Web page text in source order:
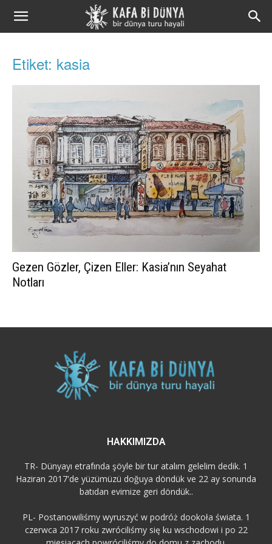
Kafa
Etiket: kasia
Gezen Gözler, Çizen Eller: Kasia’nın Seyahat
Notları
HAKKIMIZDA
TR- Dünyayı etrafında şöyle bir tur atalım gelelim dedik. 1
Haziran 2017'de yüzümüzü doğuya döndük ve 22 ay sonunda
batıdan evimize geri döndük..
PL- Postanowiliśmy wyruszyć w podróż dookoła świata. 1
czerwca 2017 roku zwróciliśmy się ku wschodowi i po 22